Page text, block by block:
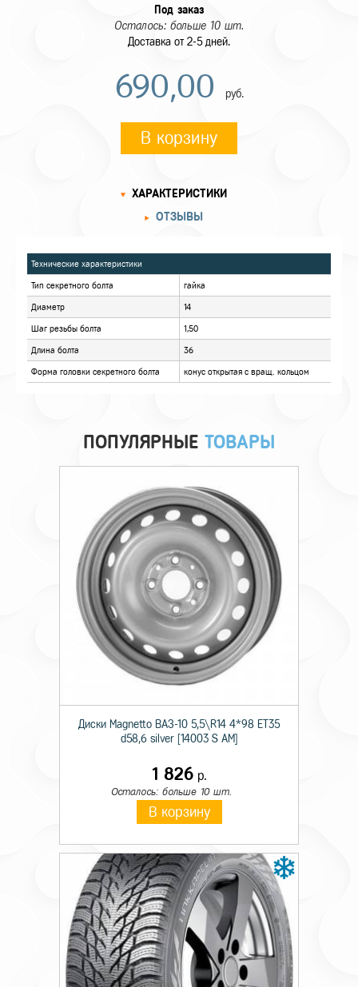
Под заказ
Осталось: больше 10 шт.
Доставка от 2-5 дней.
690,00 руб.
В корзину
ХАРАКТЕРИСТИКИ
ОТЗЫВЫ
Технические характеристики
Длина болта 36
Форма головки секретного болта конус открытая
ПОПУЛЯРНЫЕ ТОВАРЫ
Диски Magnetto ВАЗ-10 5,5\R14 4*98 ET35
d58,6 silver [14003 S AM]
1 826р.
Осталось: больше 10 шт.
В корзину